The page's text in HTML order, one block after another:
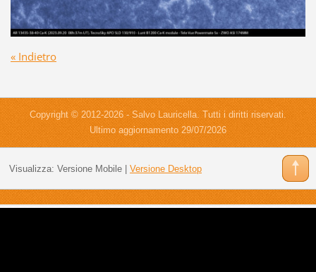
« Indietro
Copyright © 2012-2026 - Salvo Lauricella. Tutti i diritti riservati.
Ultimo aggiornamento 29/07/2026
Visualizza: Versione Mobile| Versione Desktop